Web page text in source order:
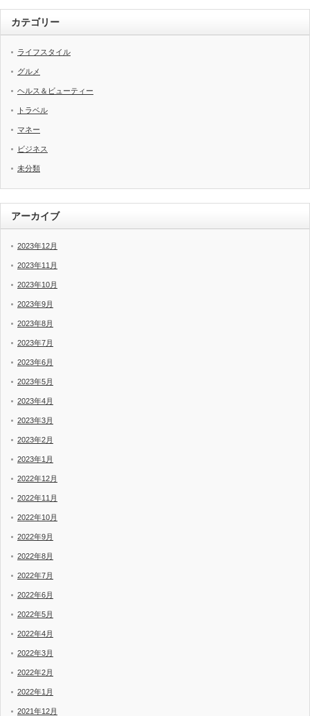
カテゴリー
ライフスタイル
グルメ
ヘルス＆ビューティー
トラベル
マネー
ビジネス
未分類
アーカイブ
2023年12月
2023年11月
2023年10月
2023年9月
2023年8月
2023年7月
2023年6月
2023年5月
2023年4月
2023年3月
2023年2月
2023年1月
2022年12月
2022年11月
2022年10月
2022年9月
2022年8月
2022年7月
2022年6月
2022年5月
2022年4月
2022年3月
2022年2月
2022年1月
2021年12月